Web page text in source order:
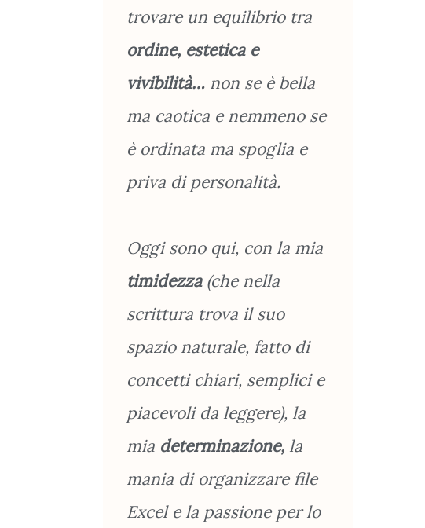
trovare un equilibrio tra
ordine, estetica e
vivibilità… non se è bella
ma caotica e nemmeno se
è ordinata ma spoglia e
priva di personalità.
Oggi sono qui, con la mia
timidezza (che nella
scrittura trova il suo
spazio naturale, fatto di
concetti chiari, semplici e
piacevoli da leggere), la
mia determinazione, la
mania di organizzare file
Excel e la passione per lo